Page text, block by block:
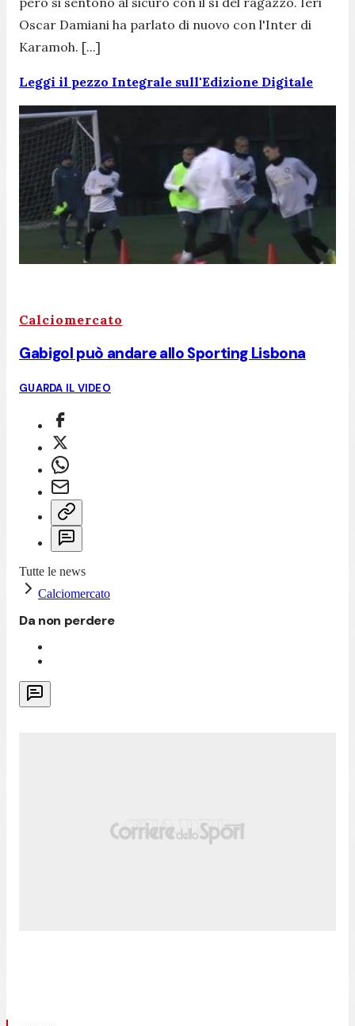
Oscar Damiani ha parlato di nuovo con l'Inter di
Karamoh. [...]
Leggi il pezzo Integrale sull'Edizione Digitale
Calciomercato
Gabigol può andare allo Sporting Lisbona
GUARDA IL VIDEO
Tutte le news
Calciomercato
Da non perdere